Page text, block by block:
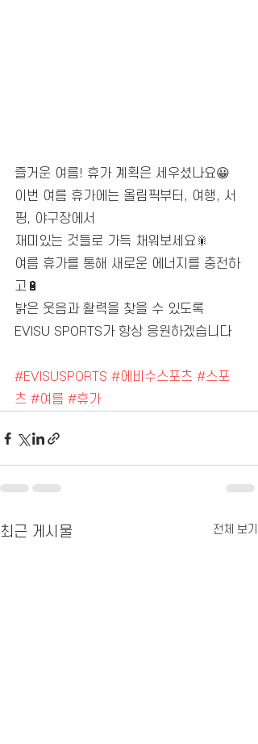
즐거운 여름! 휴가 계획은 세우셨나요😀
이번 여름 휴가에는 올림픽부터, 여행, 서
핑, 야구장에서
재미있는 것들로 가득 채워보세요🎇
여름 휴가를 통해 새로운 에너지를 충전하
고🔋
밝은 웃음과 활력을 찾을 수 있도록
EVISU SPORTS가 항상 응원하겠습니다
#EVISUSPORTS #에비수스포츠 #스포
츠 #여름 #휴가
최근 게시물 전체 보기